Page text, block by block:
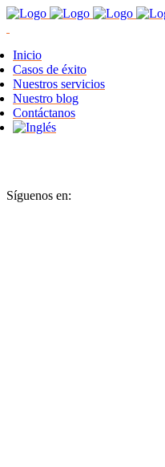
Inicio
Casos de éxito
Nuestros servicios
Nuestro blog
Contáctanos
Síguenos en: